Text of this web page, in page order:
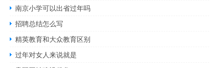
南京小学可以出省过年吗
招聘总结怎么写
精英教育和大众教育区别
过年对女人来说就是